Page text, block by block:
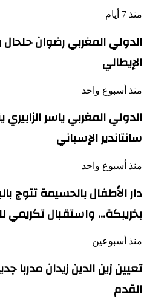
منذ 7 أيام
الدولي المغربي رضوان حلحال
الإيطالي
منذ أسبوع واحد
الدولي المغربي ياسر
سانتاندير الإسباني
منذ أسبوع واحد
بخريبكة… واستقبال تكريمي
منذ أسبوعين
تعيين زين الدين زيدان مدربا
القدم